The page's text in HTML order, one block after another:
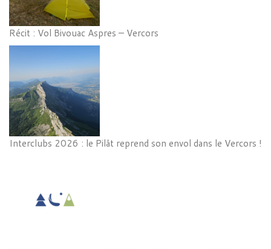
Récit : Vol Bivouac Aspres – Vercors
Interclubs 2026 : le Pilât reprend son envol dans le Vercors !